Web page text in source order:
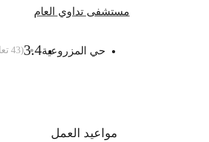
مستشفى تداوي العام
حي المزروعية3.4
(
43
مواعيد العمل